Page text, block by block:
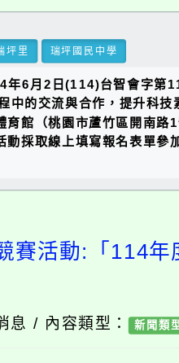
坪里 瑞坪國民中學
年6月2日(114)台智會字第
中的交流與合作，提升科
育館（桃園市蘆竹區開南
動採取線上填寫報名表
賽活動:「114年
息 / 內容類型： 新聞類